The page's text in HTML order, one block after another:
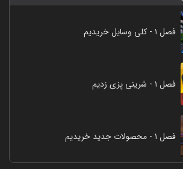
فصل ۱ - کلی وسایل خریدیم
فصل ۱ - شرینی پزی زدیم
فصل ۱ - محصولات جدید خریدیم